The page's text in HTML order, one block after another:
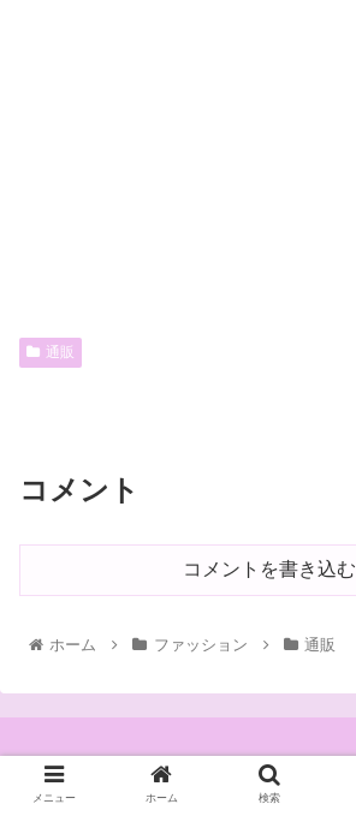
通販
コメント
コメントを書き込む
ホーム ファッション 通販
メニュー ホーム 検索